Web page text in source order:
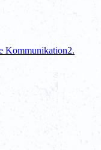
Kommunikation2.